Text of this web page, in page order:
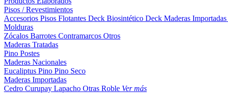
Pisos / Revestimientos
Accesorios Pisos Flotantes Deck Biosintético Deck Maderas Importadas
Molduras
Zócalos Barrotes Contramarcos Otros
Maderas Tratadas
Pino Postes
Maderas Nacionales
Eucaliptus Pino Pino Seco
Maderas Importadas
Cedro Curupay Lapacho Otras Roble Ver más